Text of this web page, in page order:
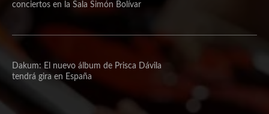
conciertos en la Sala Simón Bolívar
Dakum: El nuevo álbum de Prisca Dávila
tendrá gira en España